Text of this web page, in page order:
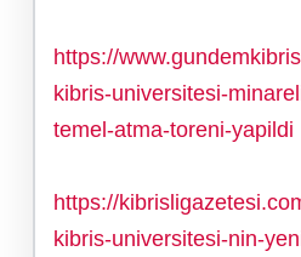
https://
kibris-universitesi-
temel-atma-toreni-yapildi
https://
kibris-universitesi-nin-